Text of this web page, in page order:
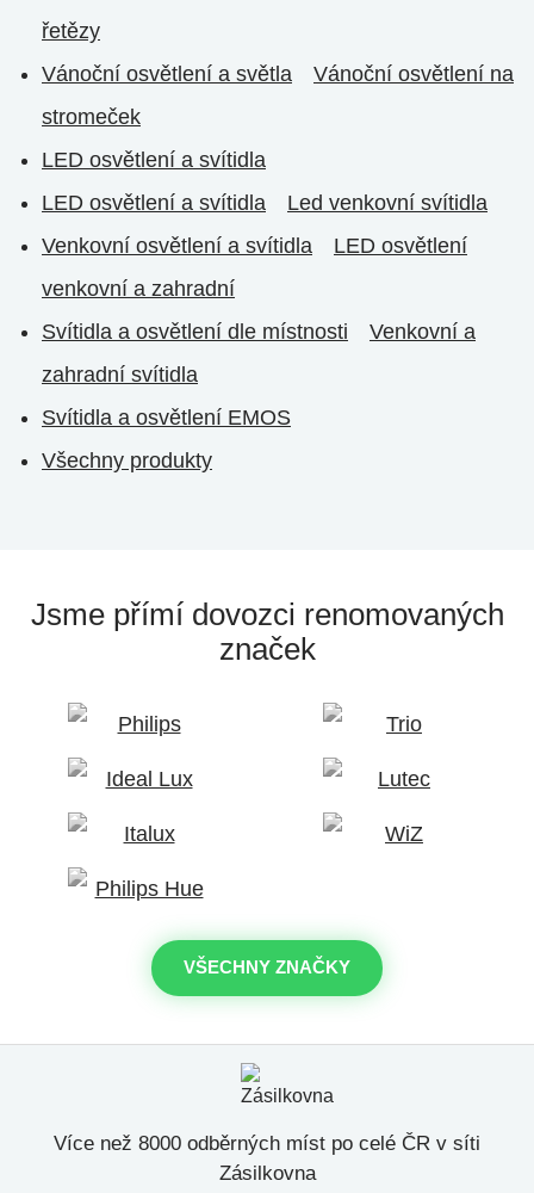
řetězy
Vánoční osvětlení a světla
Vánoční osvětlení na
stromeček
LED osvětlení a svítidla
LED osvětlení a svítidla
Led venkovní svítidla
Venkovní osvětlení a svítidla
LED osvětlení
venkovní a zahradní
Svítidla a osvětlení dle místnosti
Venkovní a
zahradní svítidla
Svítidla a osvětlení EMOS
Všechny produkty
Jsme přímí dovozci renomovaných
značek
VŠECHNY ZNAČKY
Více než 8000 odběrných míst po celé ČR v síti
Zásilkovna